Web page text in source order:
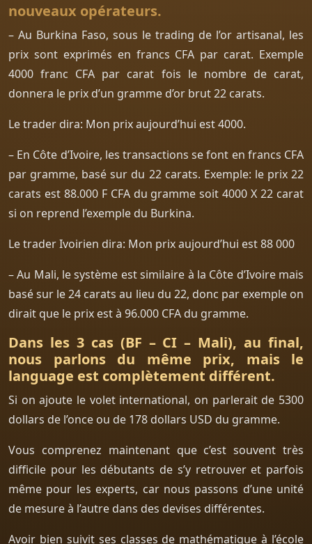
nouveaux opérateurs.
– Au Burkina Faso, sous le trading de l’or artisanal, les
prix sont exprimés en francs CFA par carat. Exemple
4000 franc CFA par carat fois le nombre de carat,
donnera le prix d’un gramme d’or brut 22 carats.
Le trader dira: Mon prix aujourd’hui est 4000.
– En Côte d’Ivoire, les transactions se font en francs CFA
par gramme, basé sur du 22 carats. Exemple: le prix 22
carats est 88.000 F CFA du gramme soit 4000 X 22 carat
si on reprend l’exemple du Burkina.
Le trader Ivoirien dira: Mon prix aujourd’hui est 88 000
– Au Mali, le système est similaire à la Côte d’Ivoire mais
basé sur le 24 carats au lieu du 22, donc par exemple on
dirait que le prix est à 96.000 CFA du gramme.
Dans les 3 cas (BF – CI – Mali), au final,
nous parlons du même prix, mais le
language est complètement différent.
Si on ajoute le volet international, on parlerait de 5300
dollars de l’once ou de 178 dollars USD du gramme.
Vous comprenez maintenant que c’est souvent très
difficile pour les débutants de s’y retrouver et parfois
même pour les experts, car nous passons d’une unité
de mesure à l’autre dans des devises différentes.
Avoir bien suivit ses classes de mathématique à l’école